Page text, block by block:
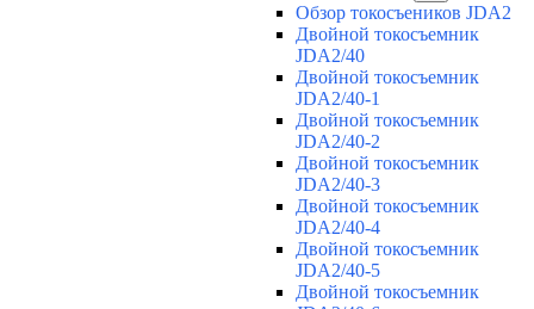
Обзор токосъеников JDA2
Двойной токосъемник
JDA2/40
Двойной токосъемник
JDA2/40-1
Двойной токосъемник
JDA2/40-2
Двойной токосъемник
JDA2/40-3
Двойной токосъемник
JDA2/40-4
Двойной токосъемник
JDA2/40-5
Двойной токосъемник